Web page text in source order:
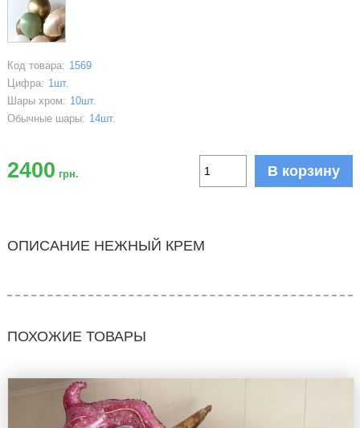
Код товара: 1569
Цифра: 1шт.
Шары хром: 10шт.
Обычные шары: 14шт.
2400 грн. В корзину
ОПИСАНИЕ НЕЖНЫЙ КРЕМ
ПОХОЖИЕ ТОВАРЫ